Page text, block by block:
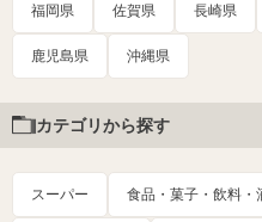
福岡県 佐賀県 長崎県
鹿児島県 沖縄県
カテゴリから探す
スーパー 食品・菓子・飲料・